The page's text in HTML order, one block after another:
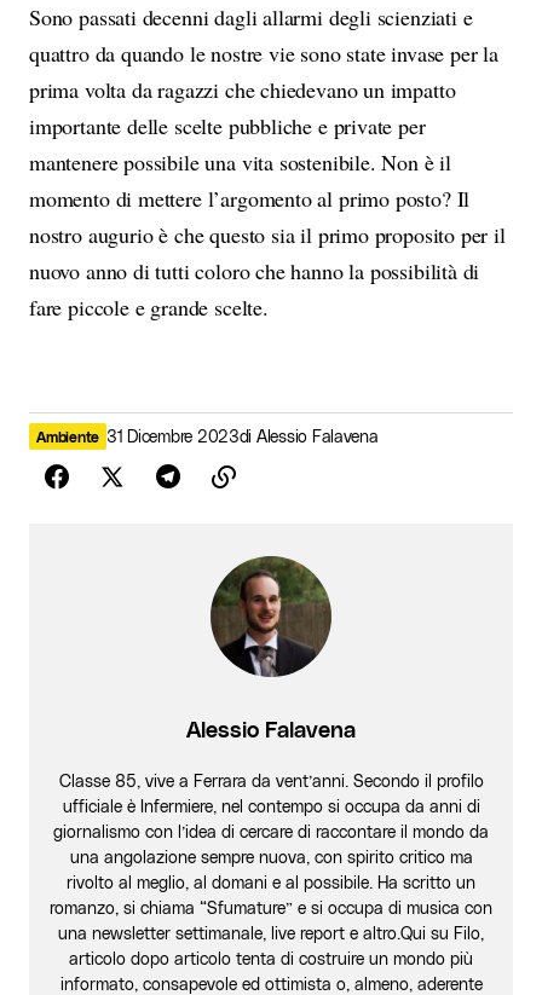
Sono passati decenni dagli allarmi degli scienziati e
quattro da quando le nostre vie sono state invase per la
prima volta da ragazzi che chiedevano un impatto
importante delle scelte pubbliche e private per
mantenere possibile una vita sostenibile. Non è il
momento di mettere l’argomento al primo posto? Il
nostro augurio è che questo sia il primo proposito per il
nuovo anno di tutti coloro che hanno la possibilità di
fare piccole e grande scelte.
Ambiente 31 Dicembre 2023di Alessio Falavena
Alessio Falavena
Classe 85, vive a Ferrara da vent’anni. Secondo il profilo
ufficiale è Infermiere, nel contempo si occupa da anni di
giornalismo con l’idea di cercare di raccontare il mondo da
una angolazione sempre nuova, con spirito critico ma
rivolto al meglio, al domani e al possibile. Ha scritto un
romanzo, si chiama “Sfumature” e si occupa di musica con
una newsletter settimanale, live report e altro.Qui su Filo,
articolo dopo articolo tenta di costruire un mondo più
informato, consapevole ed ottimista o, almeno, aderente